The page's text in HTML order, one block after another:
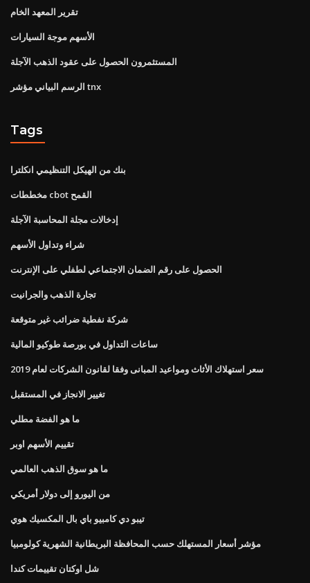
تقرير المعهد الخام
الأسهم موجة السيارات
المستثمرون الحصول على عقود الذهب الآجلة
الرسم البياني مؤشر tnx
Tags
بنك من الهيكل التنظيمي انكلترا
مخططات cbot القمح
إدخالات مجلة المحاسبة الآجلة
شراء وتداول الأسهم
الحصول على رقم الضمان الاجتماعي لطفلي على الإنترنت
تجارة الذهب والجرانيت
شركة نفطية ضرائب غير متوقعة
ساعات التداول في بورصة طوكيو المالية
سعر استهلاك الأثاث ومواعيد المبانى وفقا لقانون الشركات لعام 2019
تغيير الانجاز في المستقبل
ما هو الفضة مطلي
تقييم الأسهم اوبر
ما هو سوق الذهب العالمي
من اليورو إلى دولار أمريكي
تيبو دي كامبيو باي بال المكسيك هوي
مؤشر أسعار المستهلك حسب المحافظة البريطانية الشهرية كولومبيا
شل اوكتان تقييمات كندا